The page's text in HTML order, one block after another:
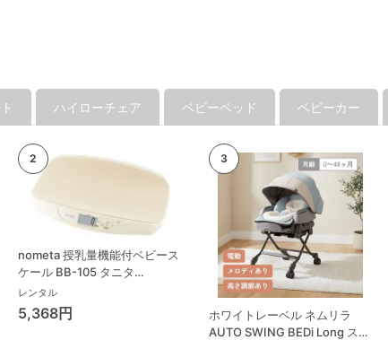
ハイローチェア ベビーベッド ベビーカー
nometa 授乳量機能付ベビース
ケール BB-105 タニタ
(TANITA) ベビースケール・体
重計
レンタル
5,368円
ホワイトレーベル ネムリラ
AUTO SWING BEDi Long スリ